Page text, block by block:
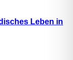
Leben in